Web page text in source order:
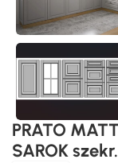
PRATO
SAROK